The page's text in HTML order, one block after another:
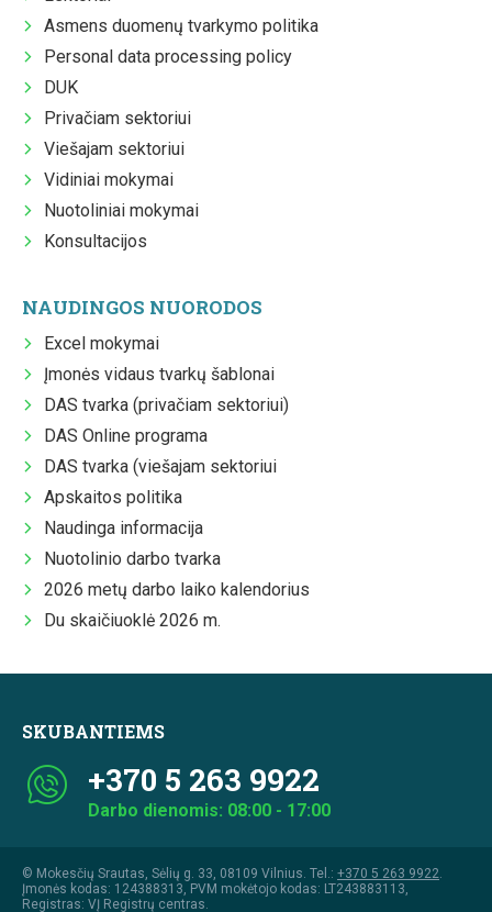
Asmens duomenų tvarkymo politika
Personal data processing policy
DUK
Privačiam sektoriui
Viešajam sektoriui
Vidiniai mokymai
Nuotoliniai mokymai
Konsultacijos
NAUDINGOS NUORODOS
Excel mokymai
Įmonės vidaus tvarkų šablonai
DAS tvarka (privačiam sektoriui)
DAS Online programa
DAS tvarka (viešajam sektoriui
Apskaitos politika
Naudinga informacija
Nuotolinio darbo tvarka
2026 metų darbo laiko kalendorius
Du skaičiuoklė 2026 m.
SKUBANTIEMS
+370 5 263 9922
Darbo dienomis: 08:00 - 17:00
© Mokesčių Srautas, Sėlių g. 33, 08109 Vilnius. Tel.: +370 5 263 9922
Įmonės kodas: 124388313, PVM mokėtojo kodas: LT243883113,
Registras: VĮ Registrų centras.